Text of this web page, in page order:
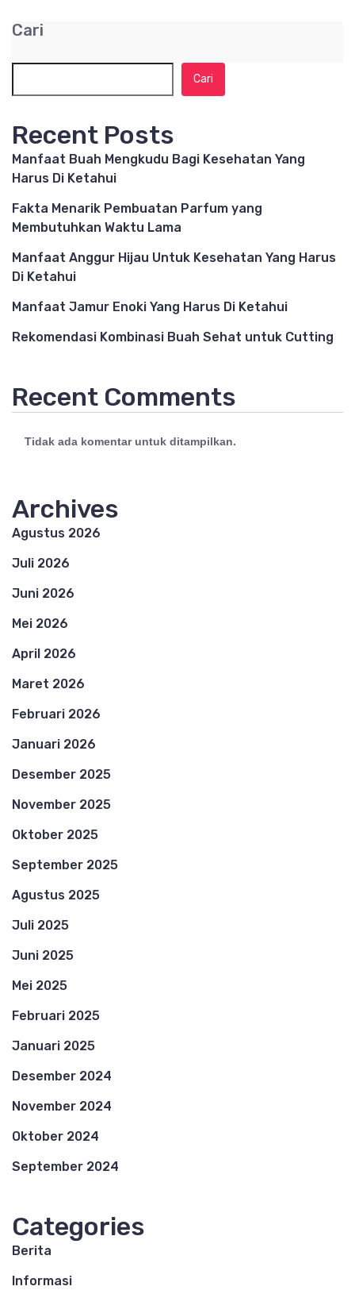
Cari
Cari
Recent Posts
Manfaat Buah Mengkudu Bagi Kesehatan Yang
Harus Di Ketahui
Fakta Menarik Pembuatan Parfum yang
Membutuhkan Waktu Lama
Manfaat Anggur Hijau Untuk Kesehatan Yang Harus
Di Ketahui
Manfaat Jamur Enoki Yang Harus Di Ketahui
Rekomendasi Kombinasi Buah Sehat untuk Cutting
Recent Comments
Tidak ada komentar untuk ditampilkan.
Archives
Agustus 2026
Juli 2026
Juni 2026
Mei 2026
April 2026
Maret 2026
Februari 2026
Januari 2026
Desember 2025
November 2025
Oktober 2025
September 2025
Agustus 2025
Juli 2025
Juni 2025
Mei 2025
Februari 2025
Januari 2025
Desember 2024
November 2024
Oktober 2024
September 2024
Categories
Berita
Informasi